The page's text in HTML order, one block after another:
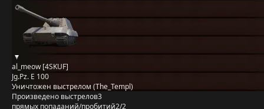
al_meow [4SKUF]
Jg.Pz. E 100
Уничтожен выстрелом (The_Templ)
Произведено выстрелов3
прямых попаданий/пробитий2/2